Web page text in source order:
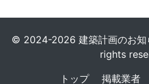
© 2024-2026 建築計画のお知
rights
トップ
掲載業者